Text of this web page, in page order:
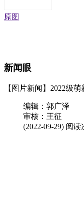
原图
新闻眼
【图片新闻】2022级
编辑：郭广泽
审核：王征
(2022-09-29) 阅读